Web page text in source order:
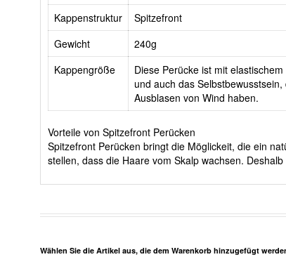
Kappenstruktur
Spitzefront
Gewicht
240g
Kappengröße
Diese Perücke ist mit
und auch das
Ausblasen von Wind haben.
Vorteile von Spitzefront Perücken
Spitzefront Perücken bringt die Möglickeit, die ein
stellen, dass die Haare vom Skalp wachsen.
Wählen Sie die Artikel aus, die dem Warenkorb hinzugefügt